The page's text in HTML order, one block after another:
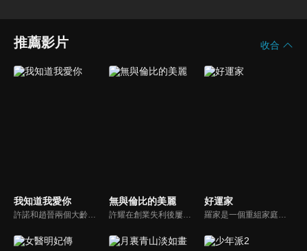
推薦影片 收合
我知道我愛你
許諾和趙晉兩個大齡青年同樣遭受父母逼婚、親朋勸婚、媒妁催婚，朋友的誤會和父母的阻攔讓他們的愛情面臨種種坎坷。趙晉對許諾無微不至的關懷讓許諾感受到了久未有過的温暖和堅定，重拾對愛情的信心和渴望。許諾的出現也漸漸撫平了趙晉多年的情傷，讓趙晉感受到久違的幸福，兩人相知相戀相依。
無與倫比的美麗
許耀在創業失利後屢敗屢戰， 卻意外在職場遇到失聯多年的前女友。北漂女孩余佳恩因為職場上的不圓滑，在30歲的節點遭遇裁員；自稱渣女的張清在職場游刃有餘，卻花十年治癒原生家庭傷害；家庭主婦李念歡走出家庭壁壘後展開了一段相濡以沫的情感。三對正值「青年危機」的都市男女攜手走出生活困境。
好運家
羅家是一個重組家庭，早年喪偶的羅爸羅福全帶著一對龍鳳胎兒女，離異的羅媽郝茗帶著女兒郝有嘉，兩人走到一起，婚後又添了小女兒羅雨婷，成為罕見的六口之家。期盼著兒女們自己的“小家庭”和這個大家庭一樣幸福美滿，殊不知兒女們都各自出現了家庭的危機或人生的陣痛。